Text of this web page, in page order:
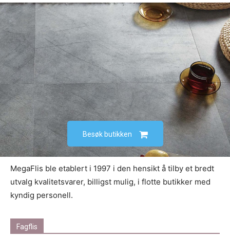
Besøk butikken
MegaFlis ble etablert i 1997 i den hensikt å tilby et bredt
utvalg kvalitetsvarer, billigst mulig, i flotte butikker med
kyndig personell.
Fagflis